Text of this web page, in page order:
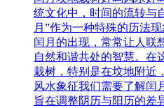
统文化中，时间的流转与
月”作为一种特殊的历法
闰月的出现，常常让人联
自然和谐共处的智慧。在
栽树，特别是在坟地附近
风水象征我们需要了解闰
旨在调整阴历与阳历的差